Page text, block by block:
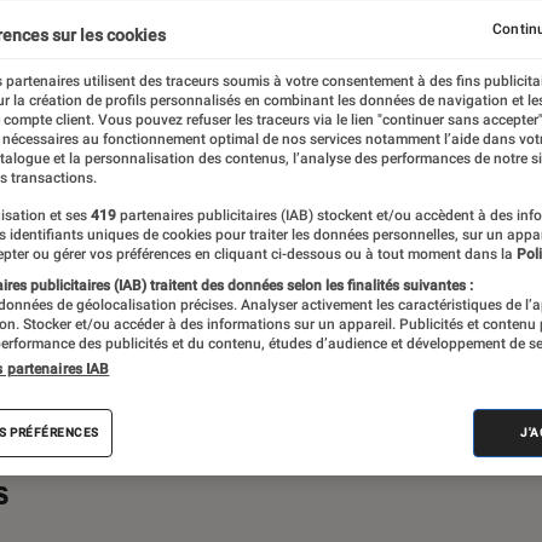
iPad Ordinateurs
Périphériques, accessoires et composants Stockage
de recommandations pour vos achats
un technophile averti ou un béotien en la
porte, celle de la rubrique
sur les cookies
partenaires utilisent des traceurs soumis à votre consentement à des fins
la création de profils personnalisés en combinant les données de navigation et
compte client. Vous pouvez refuser les traceurs via le lien "continuer sans
au fonctionnement optimal de nos services notamment l’aide dans
et la personnalisation des contenus, l’analyse des performances de notre
transactions.
et ses 419 partenaires publicitaires (IAB) stockent et/ou accèdent à des
identifiants uniques de cookies pour traiter les données personnelles, sur un
ou gérer vos préférences en cliquant ci-dessous ou à tout moment dans la
publicitaires (IAB) traitent des données selon les finalités suivantes :
de géolocalisation précises. Analyser activement les caractéristiques de
Stocker et/ou accéder à des informations sur un appareil. Publicités et contenu
des publicités et du contenu, études d’audience et développement de
partenaires IAB
PRÉFÉRENCES